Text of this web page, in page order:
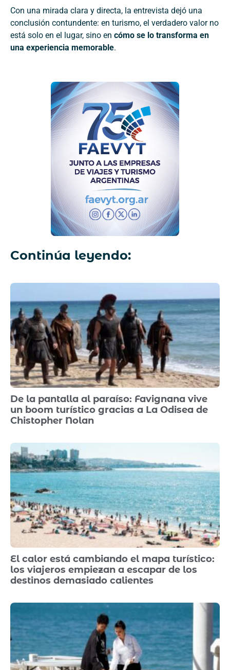
Con una mirada clara y directa, la entrevista dejó una
conclusión contundente: en turismo, el verdadero valor no
está solo en el lugar, sino en cómo se lo transforma en
una experiencia memorable.
Continúa leyendo:
De la pantalla al paraíso: Favignana vive
un boom turístico gracias a La Odisea de
Chistopher Nolan
El calor está cambiando el mapa turístico:
los viajeros empiezan a escapar de los
destinos demasiado calientes